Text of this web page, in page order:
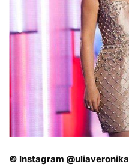
© Instagram @uliaveronika